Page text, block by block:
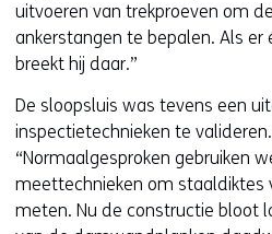
uitvoeren van trekproeven om
ankerstangen te bepalen. Als er
breekt hij daar.”
De sloopsluis was tevens een
inspectietechnieken te
“Normaalgesproken gebruiken
meettechnieken om staaldiktes
meten. Nu de constructie bloot